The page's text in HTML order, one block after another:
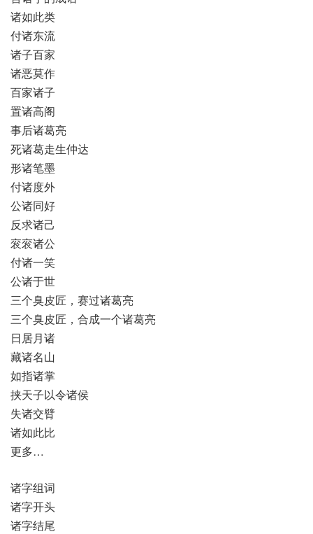
诸如此类
付诸东流
诸子百家
诸恶莫作
百家诸子
置诸高阁
事后诸葛亮
死诸葛走生仲达
形诸笔墨
付诸度外
公诸同好
反求诸己
衮衮诸公
付诸一笑
公诸于世
三个臭皮匠，赛过诸葛亮
三个臭皮匠，合成一个诸葛亮
日居月诸
藏诸名山
如指诸掌
挟天子以令诸侯
失诸交臂
诸如此比
更多…
诸字组词
诸字开头
诸字结尾